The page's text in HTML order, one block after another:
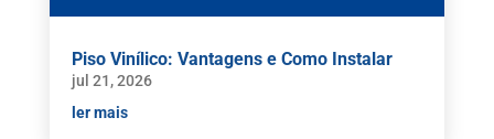
Piso Vinílico: Vantagens e Como Instalar
jul 21, 2026
ler mais